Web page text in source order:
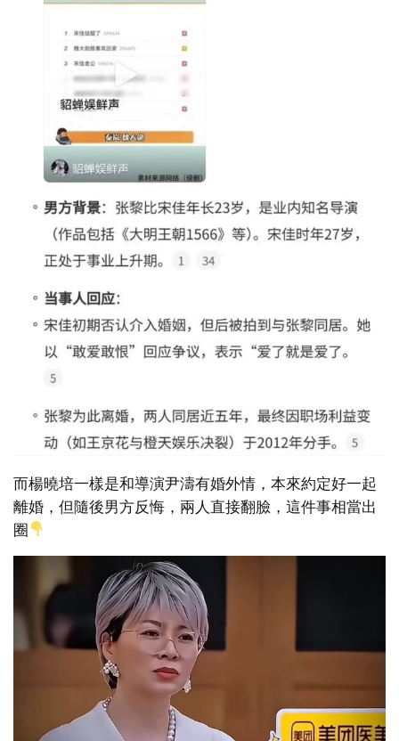
而楊曉培一樣是和導演尹濤有婚外情，本來約定好一起
離婚，但隨後男方反悔，兩人直接翻臉，這件事相當出
圈